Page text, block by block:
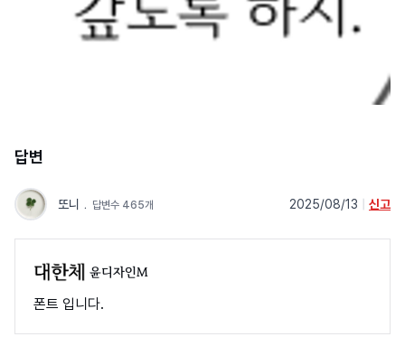
답변
또니 ﹒ 답변수 465개 2025/08/13 신고
윤디자인M
폰트 입니다.